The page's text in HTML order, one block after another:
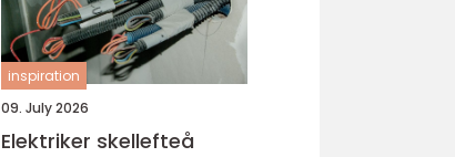
inspiration
09. July 2026
Elektriker skellefteå